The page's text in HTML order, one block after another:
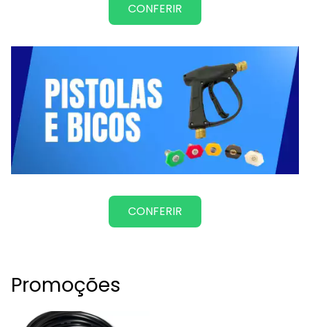
CONFERIR
CONFERIR
Promoções